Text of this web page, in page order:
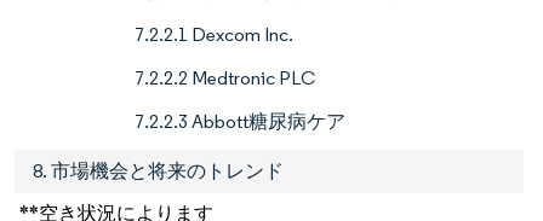
7.2.2.1 Dexcom Inc.
7.2.2.2 Medtronic PLC
7.2.2.3 Abbott糖尿病ケア
8. 市場機会と将来のトレンド
**空き状況によります